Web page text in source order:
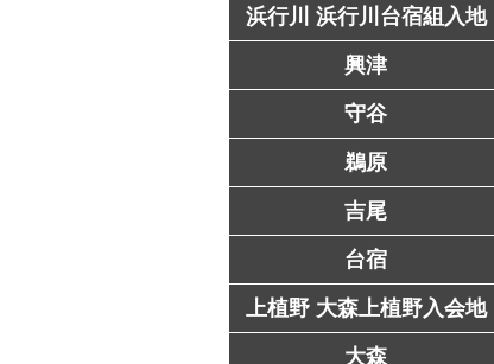
浜行川 浜行川台宿組入地
興津
守谷
鵜原
吉尾
台宿
上植野 大森上植野入会地
大森